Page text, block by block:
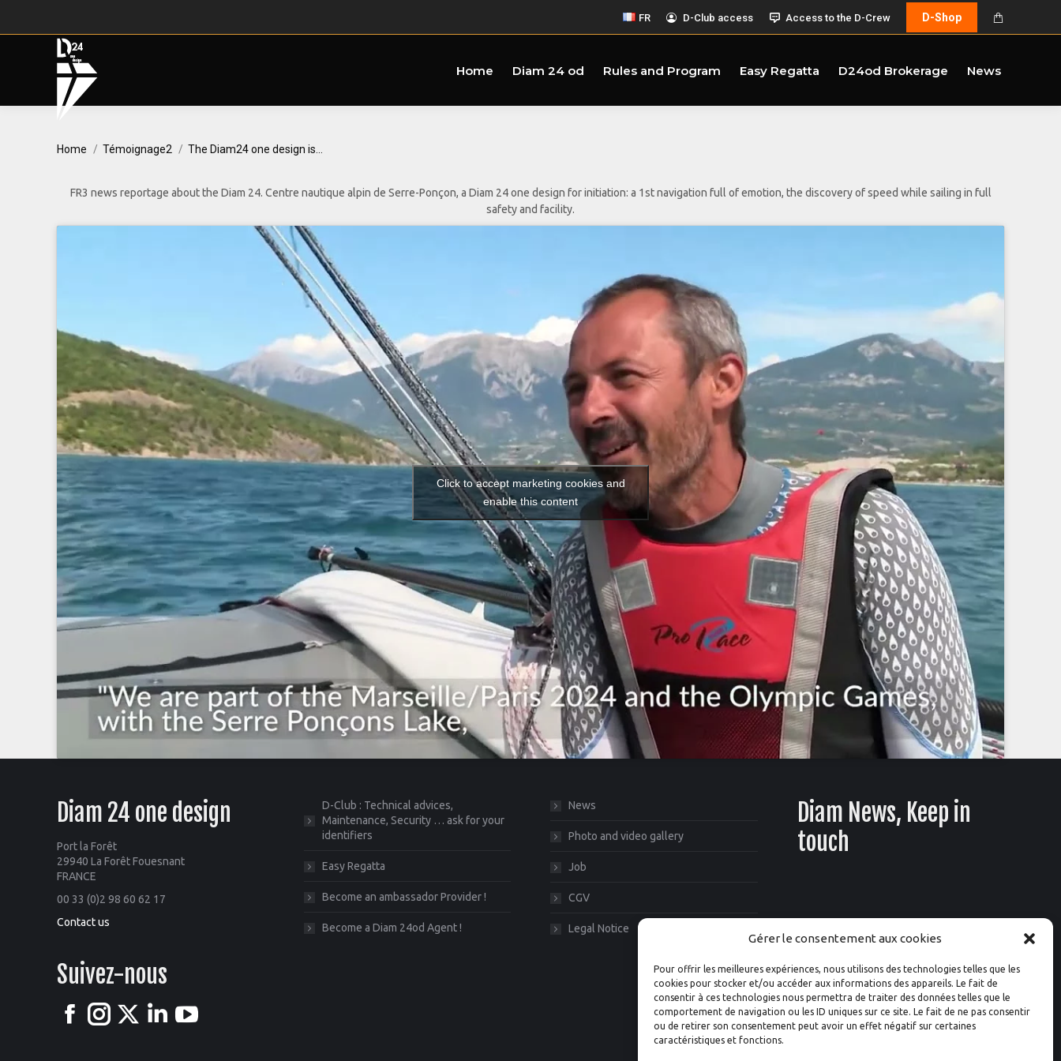
Gérer le consentement aux cookies
Pour offrir les meilleures expériences, nous utilisons des technologies telles que les
cookies pour stocker et/ou accéder aux informations des appareils. Le fait de
consentir à ces technologies nous permettra de traiter des données telles que le
comportement de navigation ou les ID uniques sur ce site. Le fait de ne pas consentir
ou de retirer son consentement peut avoir un effet négatif sur certaines
caractéristiques et fonctions.
FR D-Club access Access to the D-Crew D-Shop
Home Diam 24 od Rules and Program Easy Regatta D24od Brokerage News
Home Témoignage2 The Diam24 one design is…
FR3 news reportage about the Diam 24. Centre nautique alpin de Serre-Ponçon, a Diam 24 one design for initiation: a 1st navigation full of emotion, the discovery of speed while sailing in full
safety and facility.
Click to accept marketing cookies and
enable this content
Diam 24 one design
Port la Forêt
29940 La Forêt Fouesnant
FRANCE
00 33 (0)2 98 60 62 17
Contact us
D-Club : Technical advices,
Maintenance, Security … ask for your
identifiers
Easy Regatta
Become an ambassador Provider !
Become a Diam 24od Agent !
News
Photo and video gallery
Job
CGV
Legal Notice
Diam News, Keep in
touch
Suivez-nous
Facebook
Instagram
X Linkedin
YouTube